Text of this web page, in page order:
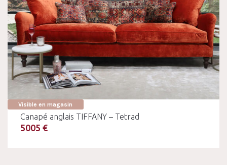
Visible en magasin
Canapé anglais TIFFANY – Tetrad
5005 €